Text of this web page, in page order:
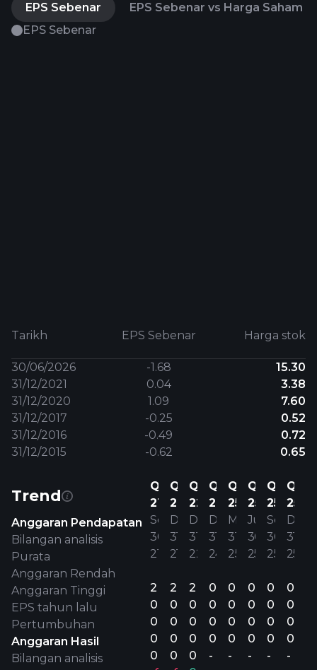
EPS Sebenar
EPS Sebenar vs Harga Saham
EPS Sebenar
Tarikh EPS Sebenar Harga stok
30/06/2026 -1.68
15.30
31/12/2021
0.04
3.38
31/12/2020
1.09
7.60
31/12/2017
-0.25
0.52
31/12/2016
-0.49
0.72
31/12/2015
-0.62 0.65
Trend
Anggaran Pendapatan
Bilangan analisis
Purata
Anggaran Rendah
Anggaran Tinggi
EPS tahun lalu
Pertumbuhan
Anggaran Hasil
Bilangan analisis
Q3
21
Sep
30’
21
2
0.03
0.01
0.06
0.13
Q4
21
Dis
31’
21
2
0.04
0.03
0.05
0.30
Q4
22
Dis
31’
22
2
0.07
0.06
0.07
0.04
Q4
24
Dis
31’
24
0
0
0
0
-
Q1
25
Mac
31’
25
0
0
0
0
-
Q2
25
Jun
30’
25
0
0
0
0
-
Q3
25
Sep
30’
25
0
0
0
0
-
Q4
25
Dis
31’
25
0
0
0
0
-